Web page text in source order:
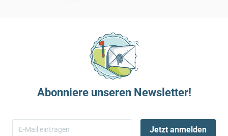
Abonniere unseren Newsletter!
Jetzt anmelden